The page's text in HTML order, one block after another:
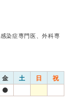
染症専門医、外科専
金 土 日 祝